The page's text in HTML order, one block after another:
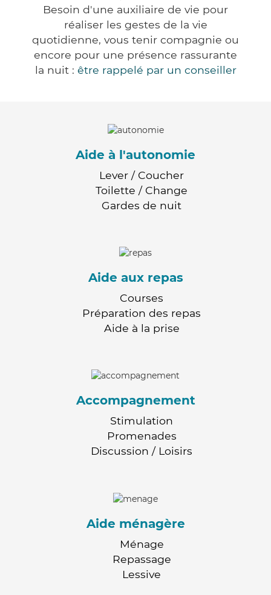
Besoin d'une auxiliaire de vie pour
réaliser les gestes de la vie
quotidienne, vous tenir compagnie ou
encore pour une présence rassurante
la nuit : être rappelé par un conseiller
Aide à l'autonomie
Lever / Coucher
Toilette / Change
Gardes de nuit
Aide aux repas
Courses
Préparation des repas
Aide à la prise
Accompagnement
Stimulation
Promenades
Discussion / Loisirs
Aide ménagère
Ménage
Repassage
Lessive